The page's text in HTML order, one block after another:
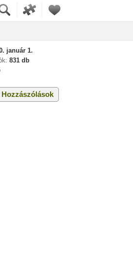
január 1.
831 db
Hozzászólások